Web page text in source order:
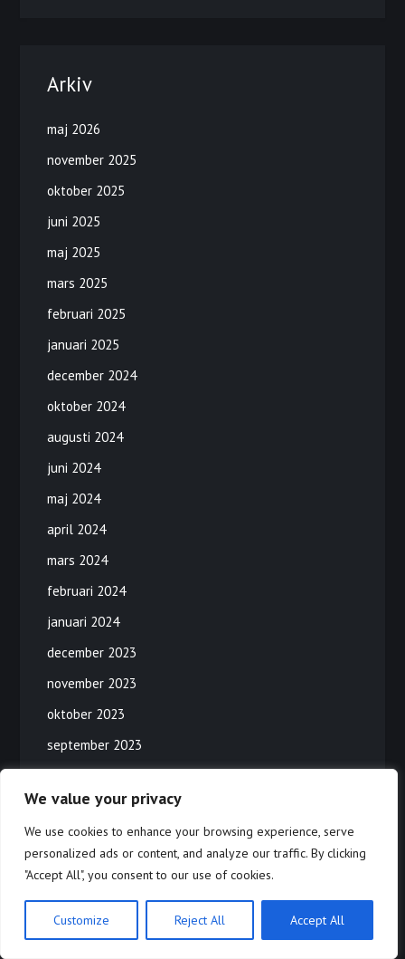
We value your privacy
We use cookies to enhance your browsing experience, serve
personalized ads or content, and analyze our traffic. By clicking
"Accept All", you consent to our use of cookies.
Customize Reject All Accept All
Arkiv
maj 2026
november 2025
oktober 2025
juni 2025
maj 2025
mars 2025
februari 2025
januari 2025
december 2024
oktober 2024
augusti 2024
juni 2024
maj 2024
april 2024
mars 2024
februari 2024
januari 2024
december 2023
november 2023
oktober 2023
september 2023
juli 2023
juni 2023
maj 2023
april 2023
mars 2023